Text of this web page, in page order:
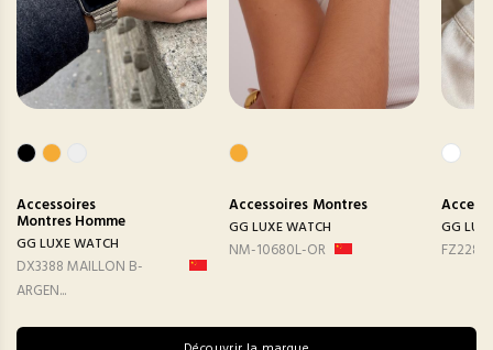
Accessoires
Montres Homme
GG LUXE WATCH
DX3388 MAILLON B-
ARGEN...
Accessoires Montres
GG LUXE WATCH
NM-10680L-OR
GG
FZ2282